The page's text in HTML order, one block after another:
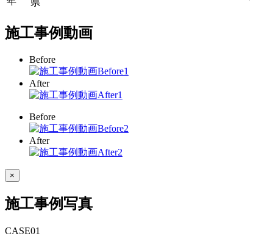
施工事例動画
Before
After
Before
After
×
施工事例写真
CASE01